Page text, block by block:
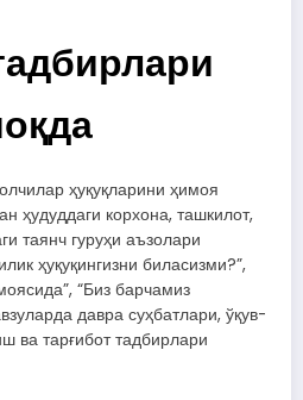
ҳуқуқларини ҳимоя
ҳудуддаги корхона, ташкилот,
таянч гуруҳи аъзолари
ҳуқуқингизни биласизми?”,
“Биз барчамиз
давра суҳбатлари, ўқув-
ва тарғибот тадбирлари